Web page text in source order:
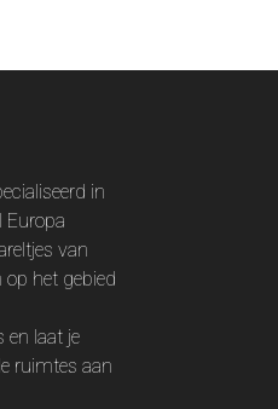
in
Europa
van
het gebied
en laat je
ruimtes aan